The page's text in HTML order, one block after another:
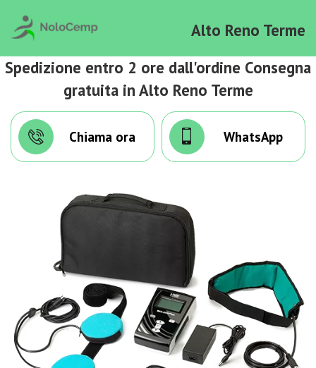
Alto Reno Terme
Spedizione entro 2 ore dall'ordine Consegna
gratuita in Alto Reno Terme
Chiama ora WhatsApp